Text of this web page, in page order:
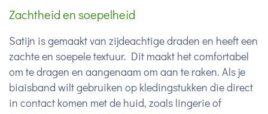
Zachtheid en soepelheid
Satijn is gemaakt van zijdeachtige draden en heeft een
zachte en soepele textuur. Dit maakt het comfortabel
om te dragen en aangenaam om aan te raken. Als je
biaisband wilt gebruiken op kledingstukken die direct
in contact komen met de huid, zoals lingerie of